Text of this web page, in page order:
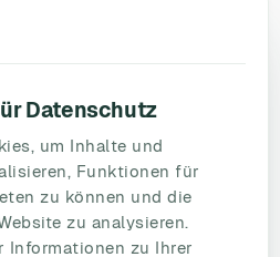
Datenschutz
um Inhalte und
Funktionen für
zu können und die
zu analysieren.
Informationen zu Ihrer
eNPS
Engagement
Page